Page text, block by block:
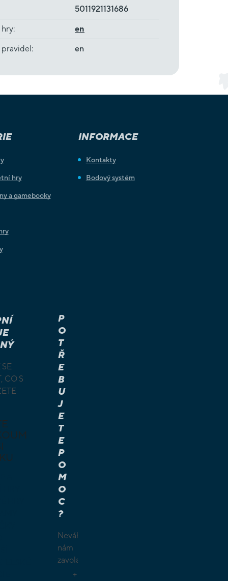
5011921131686
hry: en
pravidel: en
hry
a gamebooky
INFORMACE
Kontakty
Bodový systém
CO S
P
O
T
Ř
E
B
U
J
E
T
E
P
O
M
O
C
?
Neváhejte
nám
zavolat.
+